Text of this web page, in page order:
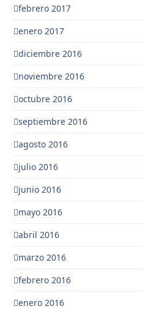
febrero 2017
enero 2017
diciembre 2016
noviembre 2016
octubre 2016
septiembre 2016
agosto 2016
julio 2016
junio 2016
mayo 2016
abril 2016
marzo 2016
febrero 2016
enero 2016